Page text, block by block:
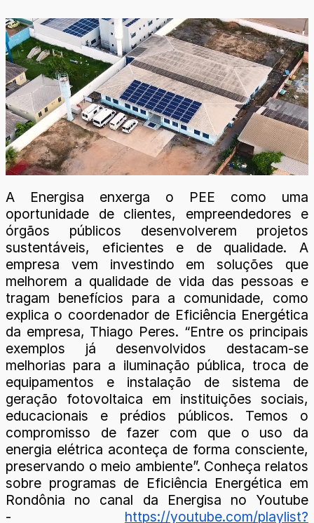
A Energisa enxerga o PEE como uma
oportunidade de clientes, empreendedores e
órgãos públicos desenvolverem projetos
sustentáveis, eficientes e de qualidade. A
empresa vem investindo em soluções que
melhorem a qualidade de vida das pessoas e
tragam benefícios para a comunidade, como
explica o coordenador de Eficiência Energética
da empresa, Thiago Peres. “Entre os principais
exemplos já desenvolvidos destacam-se
melhorias para a iluminação pública, troca de
equipamentos e instalação de sistema de
geração fotovoltaica em instituições sociais,
educacionais e prédios públicos. Temos o
compromisso de fazer com que o uso da
energia elétrica aconteça de forma consciente,
preservando o meio ambiente”. Conheça relatos
sobre programas de Eficiência Energética em
Rondônia no canal da Energisa no Youtube
- https://youtube.com/playlist?